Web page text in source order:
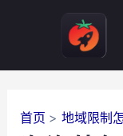
首页 地域限制